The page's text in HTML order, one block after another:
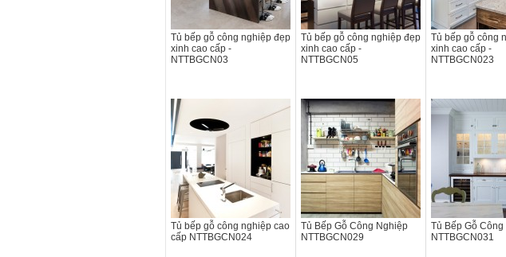
Tủ bếp gỗ công nghiệp đẹp
xinh cao cấp -
NTTBGCN03
Tủ bếp gỗ công nghiệp đẹp
xinh cao cấp -
NTTBGCN05
Tủ bếp gỗ công
xinh cao cấp -
NTTBGCN023
Tủ bếp gỗ công nghiệp cao
cấp NTTBGCN024
Tủ Bếp Gỗ Công Nghiệp
NTTBGCN029
Tủ Bếp Gỗ
NTTBGCN031